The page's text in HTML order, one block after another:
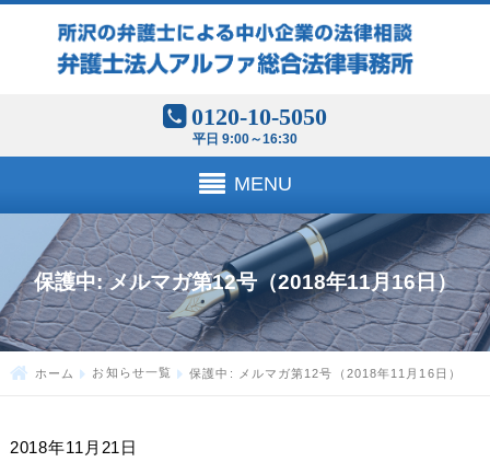
0120-10-5050
平日 9:00～16:30
MENU
保護中: メルマガ第12号（2018年11月16日）
ホーム お知らせ一覧 保護中: メルマガ第12号（2018年11月16日）
2018年11月21日